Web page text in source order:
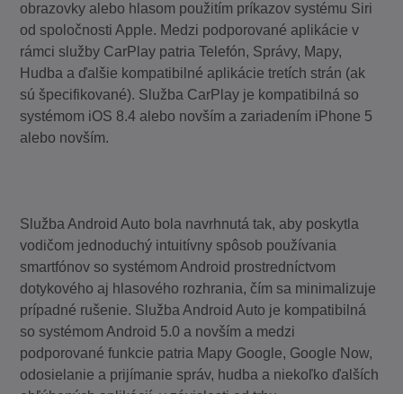
obrazovky alebo hlasom použitím príkazov systému Siri
od spoločnosti Apple. Medzi podporované aplikácie v
rámci služby CarPlay patria Telefón, Správy, Mapy,
Hudba a ďalšie kompatibilné aplikácie tretích strán (ak
sú špecifikované). Služba CarPlay je kompatibilná so
systémom iOS 8.4 alebo novším a zariadením iPhone 5
alebo novším.
Služba Android Auto bola navrhnutá tak, aby poskytla
vodičom jednoduchý intuitívny spôsob používania
smartfónov so systémom Android prostredníctvom
dotykového aj hlasového rozhrania, čím sa minimalizuje
prípadné rušenie. Služba Android Auto je kompatibilná
so systémom Android 5.0 a novším a medzi
podporované funkcie patria Mapy Google, Google Now,
odosielanie a prijímanie správ, hudba a niekoľko ďalších